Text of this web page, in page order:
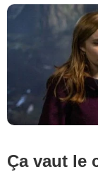
Ça vaut le